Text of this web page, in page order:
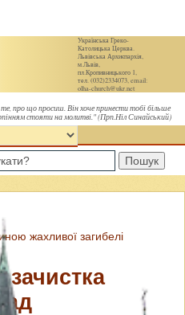
Українська Греко-
Католицька Церква.
Львівська Архиєпархія,
м.Львів,
пл.Кропивницького 1,
тел. (032)2334073, email:
olha-church@ukr.net
про що просиш. Він хоче принести тобі більше
стояти на молитві." (Прп.Ніл Синайський)
Пошук
жахливої загибелі